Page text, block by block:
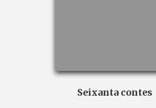
Seixanta contes